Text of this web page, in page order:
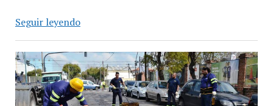
Seguir leyendoPatricia
en
Vicente
López